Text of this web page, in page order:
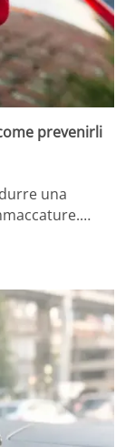
prevenirli
una